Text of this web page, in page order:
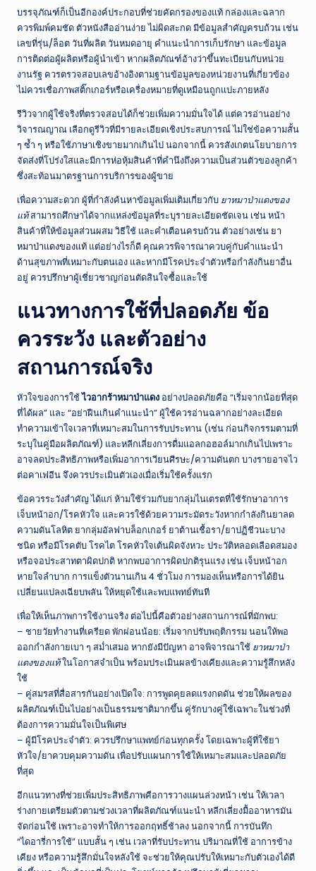
บรรจุภัณฑ์ก็เป็นอีกองค์ประกอบที่ช่วยคัดกรองของแท้ กล่องและฉลาก
ควรพิมพ์คมชัด ตัวหนังสืออ่านง่าย ไม่ผิดสะกด มีข้อมูลสำคัญครบถ้วน เช่น
เลขที่รุ่น/ล็อต วันที่ผลิต วันหมดอายุ คำแนะนำการเก็บรักษา และข้อมูล
การติดต่อผู้ผลิตหรือผู้นำเข้า หากผลิตภัณฑ์อ้างว่าขึ้นทะเบียนกับหน่วย
งานรัฐ ควรตรวจสอบเลขอ้างอิงตามฐานข้อมูลของหน่วยงานที่เกี่ยวข้อง
ไม่ควรเชื่อภาพสติ๊กเกอร์หรือเครื่องหมายที่ดูเหมือนถูกแปะภายหลัง
รีวิวจากผู้ใช้จริงที่ตรวจสอบได้ก็ช่วยเพิ่มความมั่นใจได้ แต่ควรอ่านอย่าง
วิจารณญาณ เลือกดูรีวิวที่มีรายละเอียดเชิงประสบการณ์ ไม่ใช่ข้อความสั้น
ๆ ซ้ำ ๆ หรือใช้ภาษาเชิงขายมากเกินไป นอกจากนี้ ควรสังเกตนโยบายการ
จัดส่งที่โปร่งใสและมีการห่อหุ้มสินค้าที่คำนึงถึงความเป็นส่วนตัวของลูกค้า
ซึ่งสะท้อนมาตรฐานการบริการของผู้ขาย
เพื่อความสะดวก ผู้ที่กำลังค้นหาข้อมูลเพิ่มเติมเกี่ยวกับ ยาหมาป่าแดงของ
แท้สามารถศึกษาได้จากแหล่งข้อมูลที่ระบุรายละเอียดชัดเจน เช่น หน้า
สินค้าที่ให้ข้อมูลส่วนผสม วิธีใช้ และคำเตือนครบถ้วน ตัวอย่างเช่น ยา
หมาป่าแดงของแท้ แต่อย่างไรก็ดี คุณควรพิจารณาควบคู่กับคำแนะนำ
ด้านสุขภาพที่เหมาะกับตนเอง และหากมีโรคประจำตัวหรือกำลังกินยาอื่น
อยู่ ควรปรึกษาผู้เชี่ยวชาญก่อนตัดสินใจซื้อและใช้
แนวทางการใช้ที่ปลอดภัย ข้อ
ควรระวัง และตัวอย่าง
สถานการณ์จริง
หัวใจของการใช้ไวอากร้าหมาป่าแดง อย่างปลอดภัยคือ “เริ่มจากน้อยที่สุด
ที่ได้ผล” และ “อย่าฝืนเกินคำแนะนำ” ผู้ใช้ควรอ่านฉลากอย่างละเอียด
ทำความเข้าใจเวลาที่เหมาะสมในการรับประทาน (เช่น ก่อนกิจกรรมตามที่
ระบุในคู่มือผลิตภัณฑ์) และหลีกเลี่ยงการดื่มแอลกอฮอล์มากเกินไปเพราะ
อาจลดประสิทธิภาพหรือเพิ่มอาการเวียนศีรษะ/ความดันตก บางรายอาจไว
ต่อคาเฟอีน จึงควรประเมินตัวเองเมื่อเริ่มใช้ครั้งแรก
ข้อควรระวังสำคัญ ได้แก่ ห้ามใช้ร่วมกับยากลุ่มไนเตรตที่ใช้รักษาอาการ
เจ็บหน้าอก/โรคหัวใจ และควรใช้ด้วยความระมัดระวังหากกำลังกินยาลด
ความดันโลหิต ยากลุ่มอัลฟาบล็อกเกอร์ ยาต้านเชื้อรา/ยาปฏิชีวนะบาง
ชนิด หรือมีโรคตับ โรคไต โรคหัวใจเต้นผิดจังหวะ ประวัติหลอดเลือดสมอง
หรือจอประสาทตาผิดปกติ หากพบอาการผิดปกติรุนแรง เช่น เจ็บหน้าอก
หายใจลำบาก การแข็งตัวนานเกิน 4 ชั่วโมง การมองเห็นหรือการได้ยิน
เปลี่ยนแปลงเฉียบพลัน ให้หยุดใช้และพบแพทย์ทันที
เพื่อให้เห็นภาพการใช้งานจริง ต่อไปนี้คือตัวอย่างสถานการณ์ที่มักพบ:
– ชายวัยทำงานที่เครียด พักผ่อนน้อย: เริ่มจากปรับพฤติกรรม นอนให้พอ
ออกกำลังกายเบา ๆ สม่ำเสมอ หากยังมีปัญหา อาจพิจารณาใช้ ยาหมาป่า
แดงของแท้ในโอกาสจำเป็น พร้อมประเมินผลข้างเคียงและความรู้สึกหลัง
ใช้
– คู่สมรสที่สื่อสารกันอย่างเปิดใจ: การพูดคุยลดแรงกดดัน ช่วยให้ผลของ
ผลิตภัณฑ์เป็นไปอย่างเป็นธรรมชาติมากขึ้น คู่รักบางคู่ใช้เฉพาะในช่วงที่
ต้องการความมั่นใจเป็นพิเศษ
– ผู้มีโรคประจำตัว: ควรปรึกษาแพทย์ก่อนทุกครั้ง โดยเฉพาะผู้ที่ใช้ยา
หัวใจ/ยาควบคุมความดัน เพื่อปรับแผนการใช้ให้เหมาะสมและปลอดภัย
ที่สุด
อีกแนวทางที่ช่วยเพิ่มประสิทธิภาพคือการวางแผนล่วงหน้า เช่น ให้เวลา
ร่างกายเตรียมตัวตามช่วงเวลาที่ผลิตภัณฑ์แนะนำ หลีกเลี่ยงมื้ออาหารมัน
จัดก่อนใช้ เพราะอาจทำให้การออกฤทธิ์ช้าลง นอกจากนี้ การบันทึก
“ไดอารี่การใช้” แบบสั้น ๆ เช่น เวลาที่รับประทาน ปริมาณที่ใช้ อาการข้าง
เคียง หรือความรู้สึกมั่นใจหลังใช้ จะช่วยให้คุณปรับให้เหมาะกับตัวเองได้ดี